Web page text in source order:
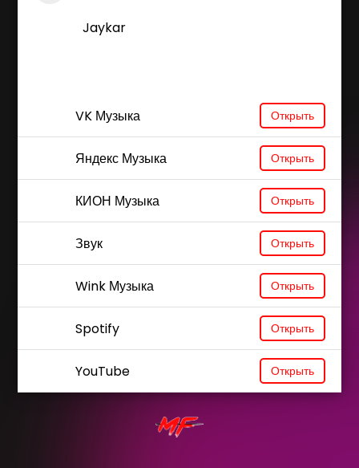
Jaykar
VK Музыка Открыть
Яндекс Музыка Открыть
КИОН Музыка Открыть
Звук Открыть
Wink Музыка Открыть
Spotify Открыть
YouTube Открыть